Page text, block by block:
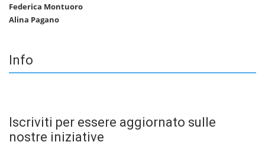
Federica Montuoro
Alina Pagano
Info
Iscriviti per essere aggiornato sulle
nostre iniziative